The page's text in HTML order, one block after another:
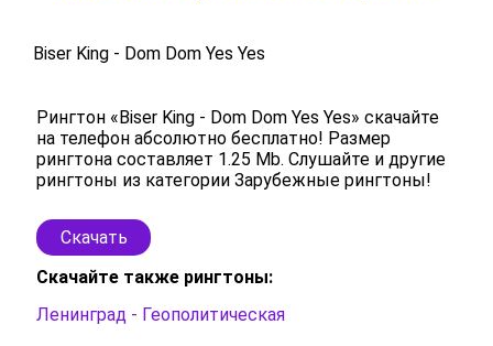
Biser King - Dom Dom Yes Yes
Рингтон «Biser King - Dom Dom Yes Yes» скачайте
на телефон абсолютно бесплатно! Размер
рингтона составляет 1.25 Mb. Слушайте и другие
рингтоны из категории Зарубежные рингтоны!
Скачать
Скачайте также рингтоны:
Ленинград - Геополитическая